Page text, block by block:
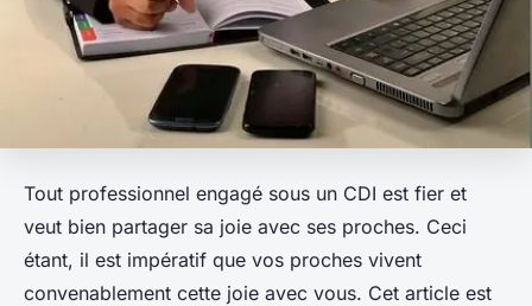
Tout professionnel engagé sous un CDI est fier et
veut bien partager sa joie avec ses proches. Ceci
étant, il est impératif que vos proches vivent
convenablement cette joie avec vous. Cet article est